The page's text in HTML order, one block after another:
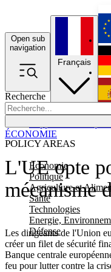
Open sub
navigation
Recherche
POLICY AREAS
Economie
Politique
Agriculture et
Santé
Technologies
Energie,
Défense
Français
L'UE opte
mécanisme
Les dirigeants de l'Union
créer un filet de sécurité
Banque centrale
feu pour lutter contre la
ÉCONOMIE